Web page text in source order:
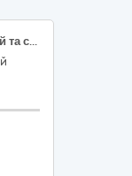
Код ДК 021:2015 - 15860000-4 Кава, чай та супутня продукція (Кавові напої розчинні та нерозчинні фасовані)